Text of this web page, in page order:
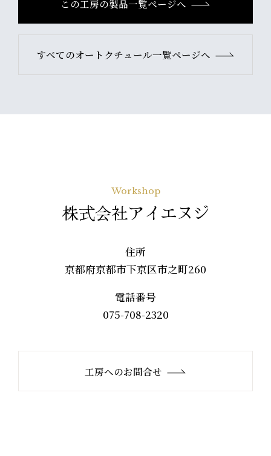
この工房の製品一覧ページへ
すべてのオートクチュール一覧ページへ
Workshop
株式会社アイエヌジ
住所
京都府京都市下京区市之町260
電話番号
075-708-2320
工房へのお問合せ